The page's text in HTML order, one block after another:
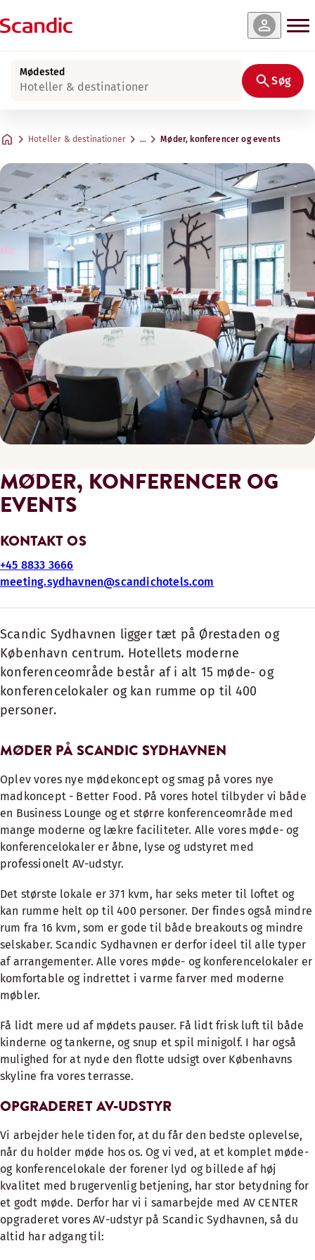
Mødested
Hoteller & destinationer Søg
Hoteller & destinationer … Møder, konferencer og events
MØDER, KONFERENCER OG
EVENTS
KONTAKT OS
+45 8833 3666
meeting.sydhavnen@scandichotels.com
Scandic Sydhavnen ligger tæt på Ørestaden og
København centrum. Hotellets moderne
konferenceområde består af i alt 15 møde- og
konferencelokaler og kan rumme op til 400
personer.
MØDER PÅ SCANDIC SYDHAVNEN
Oplev vores nye mødekoncept og smag på vores nye
madkoncept- Better Food. På vores hotel tilbyder vi både
en Business Lounge og et større konferenceområde med
mange moderne og lækre faciliteter. Alle vores møde- og
konferencelokaler er åbne, lyse og udstyret med
professionelt AV-udstyr.
Det største lokale er 371 kvm, har seks meter til loftet og
kan rumme helt op til 400 personer. Der findes også mindre
rum fra 16 kvm, som er gode til både breakouts og mindre
selskaber. Scandic Sydhavnen er derfor ideel til alle typer
af arrangementer. Alle vores møde- og konferencelokaler er
komfortable og indrettet i varme farver med moderne
møbler.
Få lidt mere ud af mødets pauser. Få lidt frisk luft til både
kinderne og tankerne, og snup et spil minigolf. I har også
mulighed for at nyde den flotte udsigt over Københavns
skyline fra vores terrasse.
OPGRADERET AV-UDSTYR
Vi arbejder hele tiden for, at du får den bedste oplevelse,
når du holder møde hos os. Og vi ved, at et komplet møde-
og konferencelokale der forener lyd og billede af høj
kvalitet med brugervenlig betjening, har stor betydning for
et godt møde. Derfor har vi i samarbejde med AV CENTER
opgraderet vores AV-udstyr på Scandic Sydhavnen, så du
altid har adgang til: